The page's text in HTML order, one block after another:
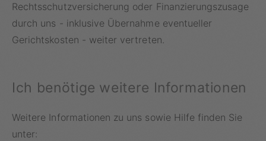
Rechtsschutzversicherung oder Finanzierungszusage
durch uns - inklusive Übernahme eventueller
Gerichtskosten - weiter vertreten.
Ich benötige weitere Informationen
Weitere Informationen zu uns sowie Hilfe finden Sie
unter: